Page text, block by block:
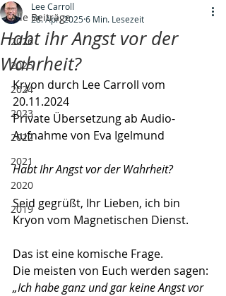
Alle Beiträge
2026
2025
2024
2023
2022
2021
2020
2019
Habt ihr Angst vor der
Wahrheit?
Lee Carroll
28. Apr. 20256 Min. Lesezeit
Kryon durch Lee Carroll vom
20.11.2024
Private Übersetzung ab Audio-
Aufnahme von Eva Igelmund
Habt Ihr Angst vor der Wahrheit?
Seid gegrüßt, Ihr Lieben, ich bin
Kryon vom Magnetischen Dienst.
Das ist eine komische Frage.
Die meisten von Euch werden sagen:
„Ich habe ganz und gar keine Angst vor